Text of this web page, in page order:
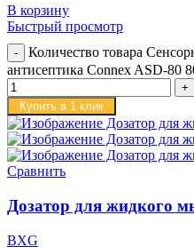
В корзину
Быстрый просмотр
Количество товара
антисептика Connex ASD-80
Купить в 1 клик
Сравнить
Дозатор для жидкого
BXG